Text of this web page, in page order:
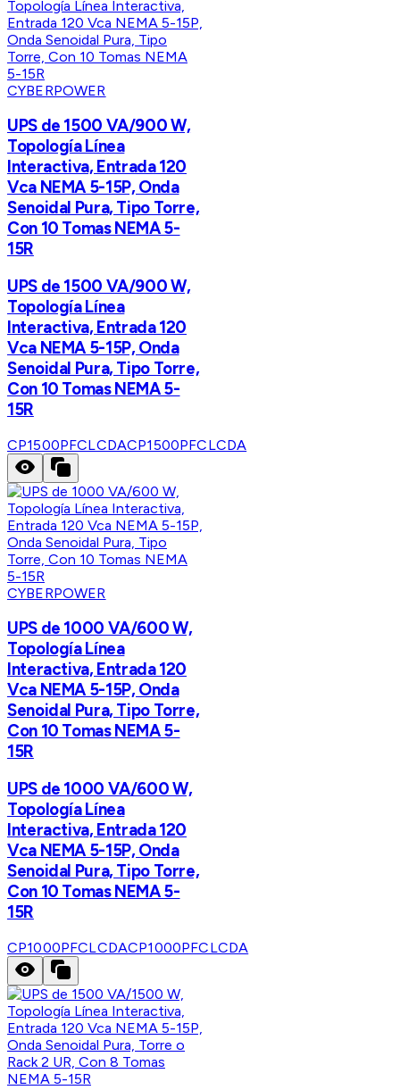
CYBERPOWER
UPS de 1500 VA/900 W,
Topología Línea
Interactiva, Entrada 120
Vca NEMA 5-15P, Onda
Senoidal Pura, Tipo Torre,
Con 10 Tomas NEMA 5-
15R
UPS de 1500 VA/900 W,
Topología Línea
Interactiva, Entrada 120
Vca NEMA 5-15P, Onda
Senoidal Pura, Tipo Torre,
Con 10 Tomas NEMA 5-
15R
CP1500PFCLCDACP1500PFCLCDA
CYBERPOWER
UPS de 1000 VA/600 W,
Topología Línea
Interactiva, Entrada 120
Vca NEMA 5-15P, Onda
Senoidal Pura, Tipo Torre,
Con 10 Tomas NEMA 5-
15R
UPS de 1000 VA/600 W,
Topología Línea
Interactiva, Entrada 120
Vca NEMA 5-15P, Onda
Senoidal Pura, Tipo Torre,
Con 10 Tomas NEMA 5-
15R
CP1000PFCLCDACP1000PFCLCDA